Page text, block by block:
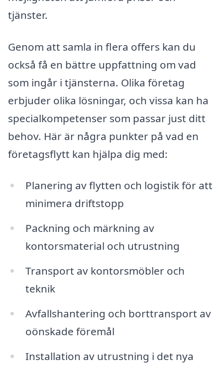
tjänster.
Genom att samla in flera offers kan du
också få en bättre uppfattning om vad
som ingår i tjänsterna. Olika företag
erbjuder olika lösningar, och vissa kan ha
specialkompetenser som passar just ditt
behov. Här är några punkter på vad en
företagsflytt kan hjälpa dig med:
Planering av flytten och logistik för att
minimera driftstopp
Packning och märkning av
kontorsmaterial och utrustning
Transport av kontorsmöbler och
teknik
Avfallshantering och borttransport av
oönskade föremål
Installation av utrustning i det nya